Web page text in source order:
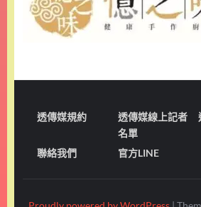
透傳媒規約
透傳媒線上記者
名單
聯絡我們 官方LINE